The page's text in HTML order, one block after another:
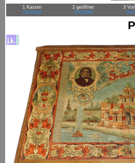
1 Kasten
Großbild
2 geöffnet
Großbild
3